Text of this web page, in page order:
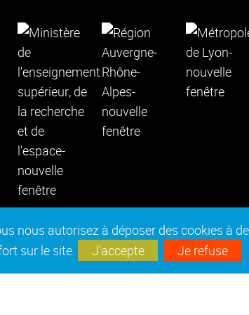
nous autorisez à déposer des cookies à
sur le site.
J'accepte Je refuse
Marchés publics